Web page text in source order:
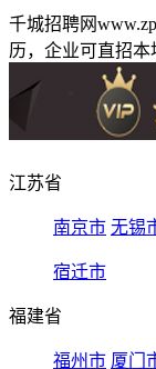
千城招聘网
历，企业可直招本
江苏省
南京市 无锡
宿迁市
福建省
福州市 厦门